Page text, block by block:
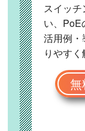
スイッ
い、PoE
活用例
りやす